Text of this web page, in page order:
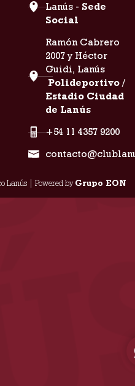
Lanús - Sede
Social
Ramón Cabrero
2007 y Héctor
Guidi, Lanús
Polideportivo /
Estadio Ciudad
de Lanús
+54 11 4357 9200
Lanús | Powered byGrupo EON